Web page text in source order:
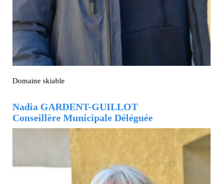
Domaine skiable
Nadia GARDENT-GUILLOT
Conseillère Municipale Déléguée